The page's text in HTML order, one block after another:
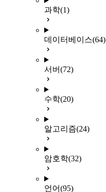
과학(1)
데이터베이스(64)
서버(72)
수학(20)
알고리즘(24)
암호학(32)
언어(95)